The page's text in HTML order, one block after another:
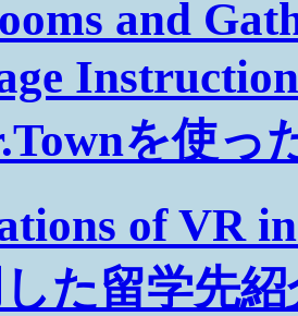
and
を使っ
of VR
た留学先